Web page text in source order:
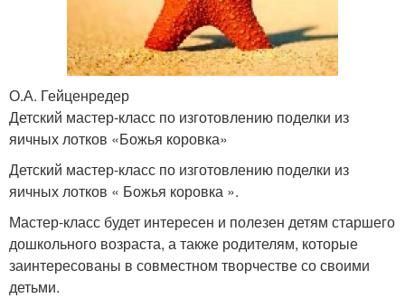
О.А. Гейценредер
Детский мастер-класс по изготовлению поделки из
яичных лотков «Божья коровка»
Детский мастер-класс по изготовлению поделки из
яичных лотков « Божья коровка ».
Мастер-класс будет интересен и полезен детям старшего
дошкольного возраста, а также родителям, которые
заинтересованы в совместном творчестве со своими
детьми.